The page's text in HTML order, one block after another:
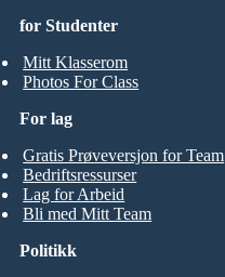
for Studenter
Mitt Klasserom
Photos For Class
For lag
Gratis Prøveversjon for Team
Bedriftsressurser
Lag for Arbeid
Bli med Mitt Team
Politikk